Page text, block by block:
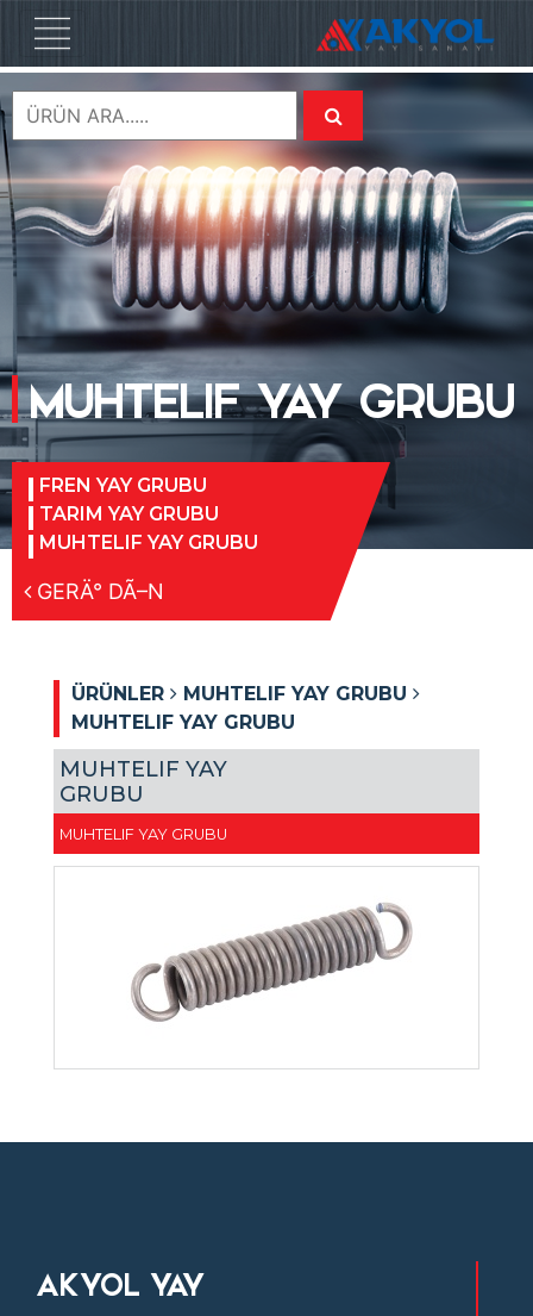
MUHTELIF YAY GRUBU
FREN YAY GRUBU
TARIM YAY GRUBU
MUHTELIF YAY GRUBU
GERÄ° DÃ–N
ÜRÜNLER
MUHTELIF YAY GRUBU
MUHTELIF YAY GRUBU
MUHTELIF YAY
GRUBU
MUHTELIF YAY GRUBU
AKYOL YAY